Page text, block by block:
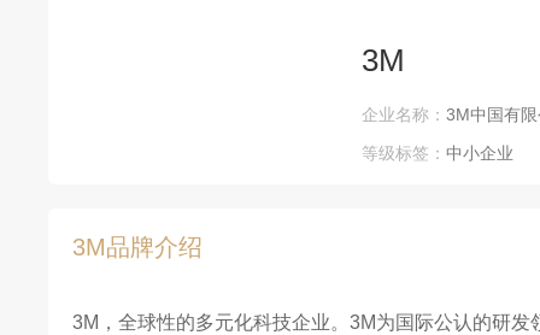
3M
企业名称： 3M中国有
等级标签： 中小企业
3M品牌介绍
3M，全球性的多元化科技企业。3M为国际公认的研